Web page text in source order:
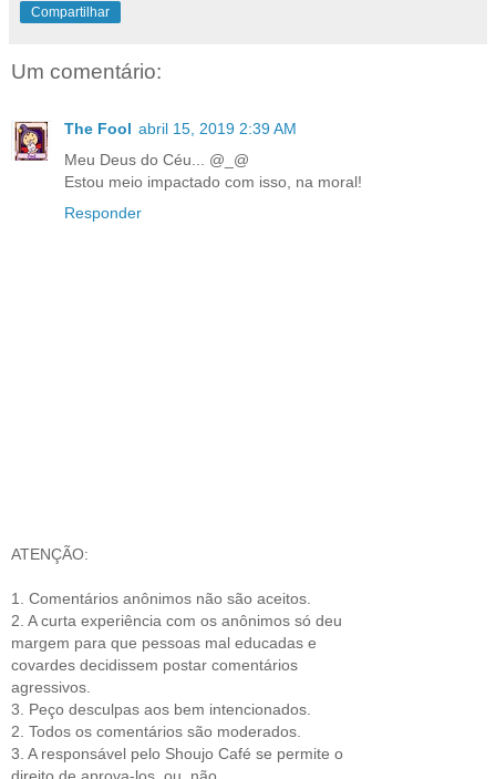
Compartilhar
Um comentário:
The Fool abril 15, 2019 2:39 AM
Meu Deus do Céu... @_@
Estou meio impactado com isso, na moral!
Responder
ATENÇÃO:
1. Comentários anônimos não são aceitos.
2. A curta experiência com os anônimos só deu
margem para que pessoas mal educadas e
covardes decidissem postar comentários
agressivos.
3. Peço desculpas aos bem intencionados.
2. Todos os comentários são moderados.
3. A responsável pelo Shoujo Café se permite o